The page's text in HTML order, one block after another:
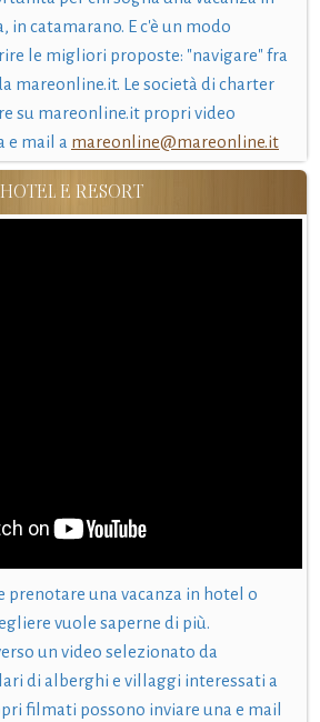
in catamarano. E c'è un modo
le migliori proposte: "navigare" fra
mareonline.it. Le società di charter
su mareonline.it propri video
e mail a mareonline@mareonline.it
HOTEL E RESORT
prenotare una vacanza in hotel o
vuole saperne di più.
un video selezionato da
di alberghi e villaggi interessati a
filmati possono inviare una e mail